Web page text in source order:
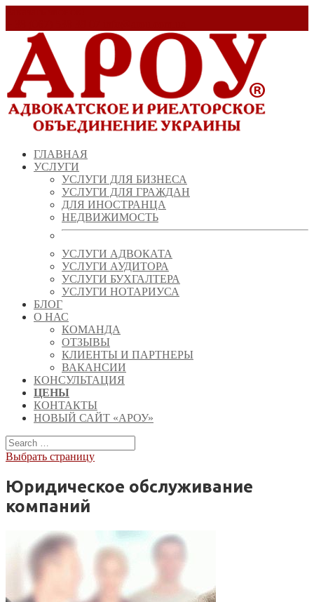
ГЛАВНАЯ
УСЛУГИ
УСЛУГИ ДЛЯ БИЗНЕСА
УСЛУГИ ДЛЯ ГРАЖДАН
ДЛЯ ИНОСТРАНЦА
НЕДВИЖИМОСТЬ
УСЛУГИ АДВОКАТА
УСЛУГИ АУДИТОРА
УСЛУГИ БУХГАЛТЕРА
УСЛУГИ НОТАРИУСА
БЛОГ
О НАС
КОМАНДА
ОТЗЫВЫ
КЛИЕНТЫ И ПАРТНЕРЫ
ВАКАНСИИ
КОНСУЛЬТАЦИЯ
ЦЕНЫ
КОНТАКТЫ
НОВЫЙ САЙТ «АРОУ»
Выбрать страницу
Юридическое обслуживание
компаний